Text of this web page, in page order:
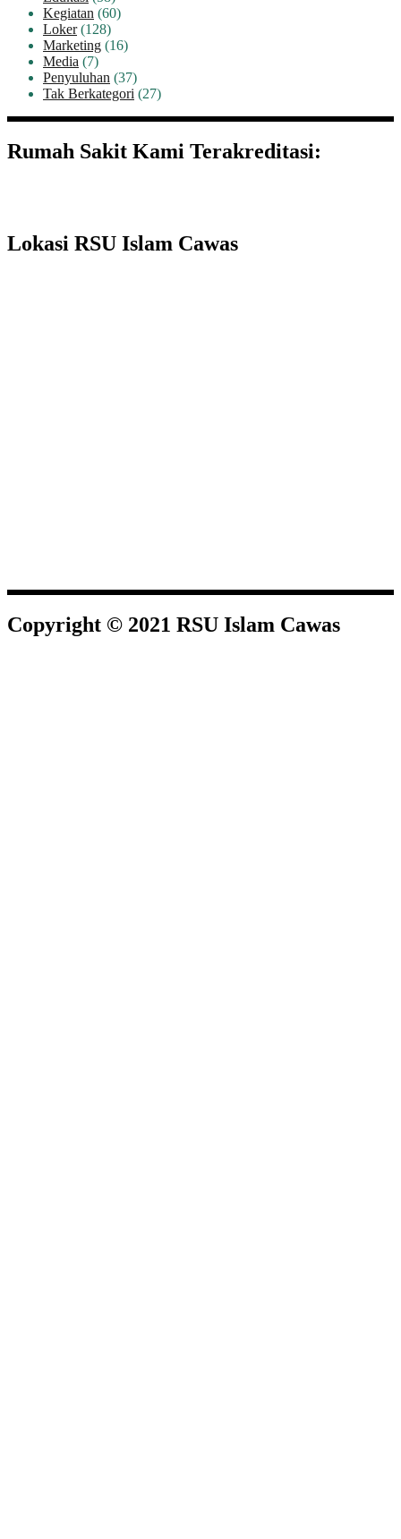
Kegiatan (60)
Loker(128)
Marketing (16)
Media (7)
Penyuluhan (37)
Tak Berkategori (27)
Rumah Sakit Kami Terakreditasi:
Lokasi RSU Islam Cawas
Copyright © 2021 RSU Islam Cawas